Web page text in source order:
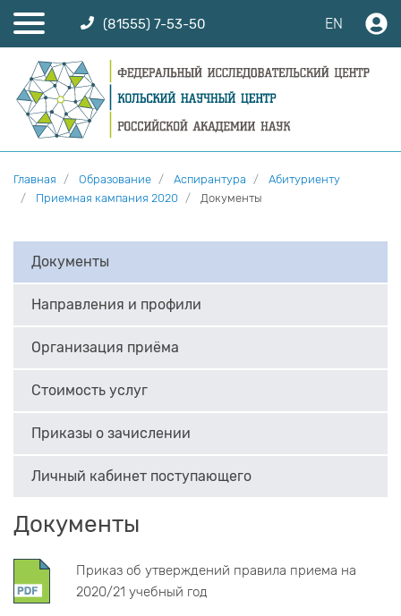
(81555) 7-53-50 EN
Главная Образование Аспирантура
Абитуриенту
Приемная кампания 2020
Документы
Документы
Направления и профили
Организация приёма
Стоимость услуг
Приказы о зачислении
Личный кабинет поступающего
Документы
Приказ об утверждений правила приема на
2020/21 учебный год